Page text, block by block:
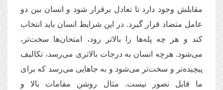
مقابلش وجود دارد تا تعادل برقرار ‌شود و انسان بین دو
عامل متضاد قرار گیرد. در این شرایط انسان باید انتخاب
کند و هر چه پله‌ها را بالاتر رود، امتحان‌ها سخت‌تر،
می‌شود. هرچه انسان به درجات بالاتری می‌رسد، تکالیف
پیچیده‌تر و سخت‌تر می‌شود و به جاهایی می‌رسد که برای
ما قابل تصور نیست. مثال روشن مقامات بالا و